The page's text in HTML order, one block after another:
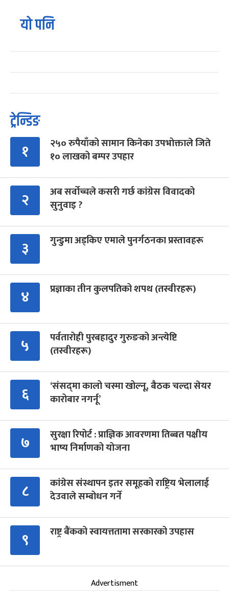
यो पनि
ट्रेन्डिङ
१
२५० रुपैयाँको सामान किनेका उपभोक्ताले जिते
१० लाखको बम्पर उपहार
२
अब सर्वोच्चले कसरी गर्छ कांग्रेस विवादको
सुनुवाइ ?
३ गुन्डुमा अड्किए एमाले पुनर्गठनका प्रस्तावहरू
४ प्रज्ञाका तीन कुलपतिको शपथ (तस्वीरहरू)
५
पर्वतारोही पुरबहादुर गुरुङको अन्त्येष्टि
(तस्वीरहरू)
६
‘संसद्‍मा कालो चस्मा खोल्नू, बैठक चल्दा सेयर
कारोबार नगर्नू’
७
सुरक्षा रिपोर्ट : प्राज्ञिक आवरणमा तिब्बत पक्षीय
भाष्य निर्माणको योजना
८
कांग्रेस संस्थापन इतर समूहको राष्ट्रिय भेलालाई
देउवाले सम्बोधन गर्ने
९ राष्ट्र बैंकको स्वायत्ततामा सरकारको उपहास
Advertisment